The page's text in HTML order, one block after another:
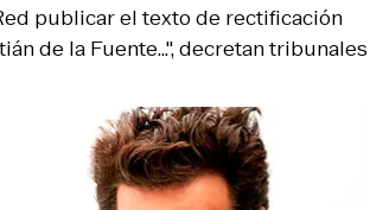
publicar el texto de rectificación
de la Fuente...", decretan tribunales